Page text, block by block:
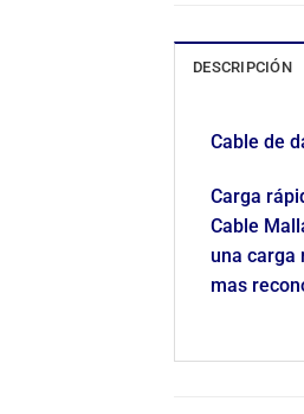
DESCRIPCIÓN
Cable de
Carga
Cable
una carga
mas